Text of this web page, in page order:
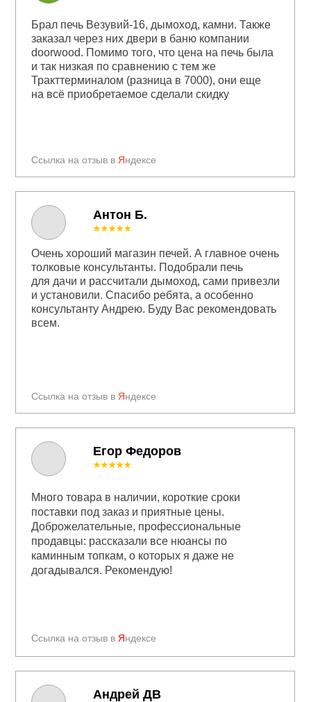
Антон Б.
Ссылка на отзыв в Яндексе
Брал печь Везувий-16, дымоход, камни. Также
заказал через них двери в баню компании
doorwood. Помимо того, что цена на печь была
и так низкая по сравнению с тем же
Тракттерминалом (разница в 7000), они еще
на всё приобретаемое сделали скидку
Ссылка на отзыв в Яндексе
★★★★★
Очень хороший магазин печей. А главное очень
толковые консультанты. Подобрали печь
для дачи и рассчитали дымоход, сами привезли
и установили. Спасибо ребята, а особенно
консультанту Андрею. Буду Вас рекомендовать
всем.
Егор Федоров
Ссылка на отзыв в Яндексе
★★★★★
Много товара в наличии, короткие сроки
поставки под заказ и приятные цены.
Доброжелательные, профессиональные
продавцы: рассказали все нюансы по
каминным топкам, о которых я даже не
догадывался. Рекомендую!
Андрей ДВ